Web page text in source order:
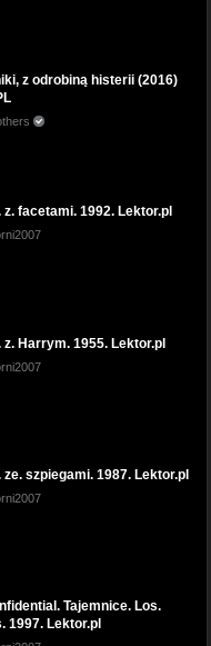
z odrobiną histerii (2016)
z. facetami. 1992. Lektor.pl
z. Harrym. 1955. Lektor.pl
ze. szpiegami. 1987. Lektor.pl
Tajemnice. Los.
1997. Lektor.pl